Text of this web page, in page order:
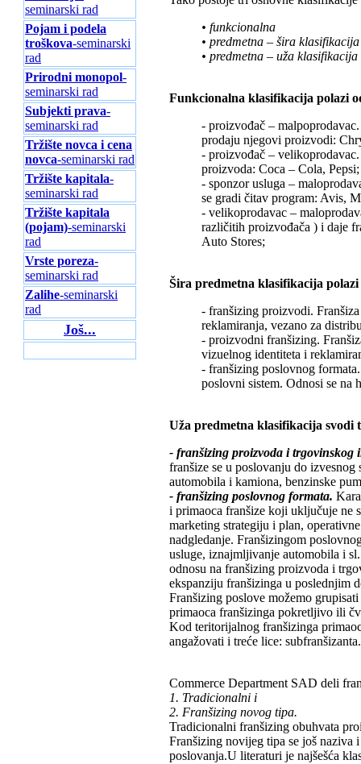
seminarski rad
Pojam i podela
troškova-seminarski
rad
Prirodni monopol-
seminarski rad
Subjekti prava-
seminarski rad
Tržište novca i cena
novca-seminarski rad
Tržište kapitala-
seminarski rad
Tržište kapitala
(pojam)-seminarski
rad
Vrste poreza-
seminarski rad
Zalihe-seminarski
rad
Još...
• funkcionalna
• predmetna – šira klasifikacija
• predmetna – uža klasifikacija
Funkcionalna klasifikacija polazi
- proizvođač –
prodaju njegovi proizvodi:
- proizvođač –
proizvoda: Coca – Cola, Pepsi;
- sponzor usluga –
se gradi čitav program: Avis,
- velikoprodavac –
različitih proizvođača ) i daje
Auto Stores;
Šira predmetna klasifikacija
- franšizing proizvodi.
reklamiranja, vezano za
- proizvodni franšizing.
vizuelnog identiteta i
- franšizing poslovnog
poslovni sistem. Odnosi se na
Uža predmetna klasifikacija svodi
- franšizing proizvoda i trgovinskog
franšize se u poslovanju do
automobila i kamiona, benzinske
- franšizing poslovnog formata.
i primaoca franšize koji uključuje ne
marketing strategiju i plan,
nadgledanje. Franšizingom
usluge, iznajmljivanje automobila i
odnosu na franšizing proizvoda i
ekspanziju franšizinga u poslednjim
Franšizing poslove možemo
primaoca franšizinga pokretljivo ili
Kod teritorijalnog franšizinga
angažovati i treće lice: subfranšizanta.
Commerce Department SAD deli
1. Tradicionalni i
2. Franšizing novog tipa.
Tradicionalni franšizing obuhvata
Franšizing novijeg tipa se još naziva
poslovanja.U literaturi je najšešća